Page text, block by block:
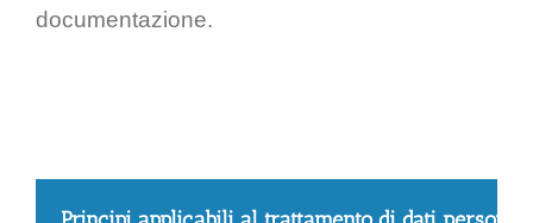
documentazione.